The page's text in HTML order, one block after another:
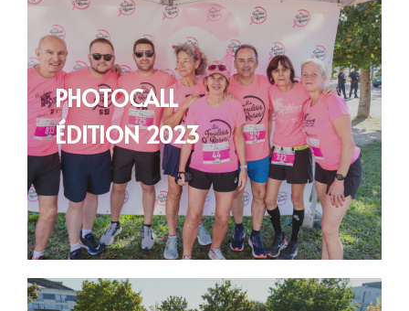
PHOTOCALL
ÉDITION 2023